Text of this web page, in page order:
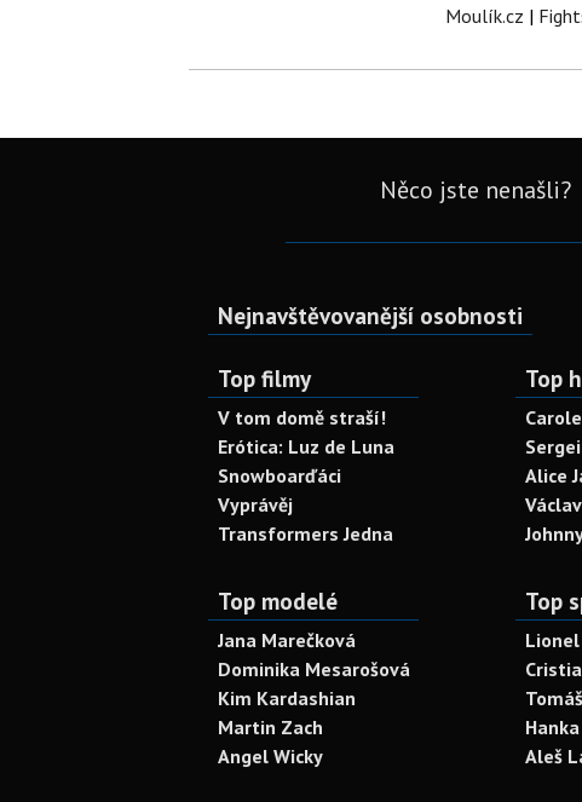
Moulík.cz |
Něco jste nenašli?
Nejnavštěvovanější osobnosti
Top filmy
V tom domě straší!
Erótica: Luz de Luna
Snowboarďáci
Vyprávěj
Transformers Jedna
Top
Alice
Top modelé
Jana Marečková
Dominika Mesarošová
Kim Kardashian
Martin Zach
Angel Wicky
Top
Aleš